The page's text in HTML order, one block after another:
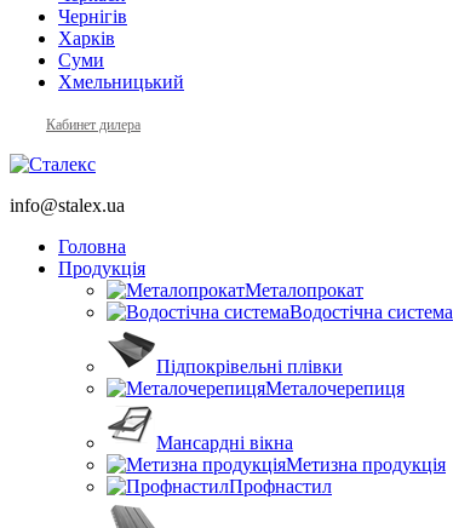
Чернігів
Харків
Суми
Хмельницький
Кабинет дилера
info@stalex.ua
Головна
Продукція
Металопрокат
Водостічна система
Підпокрівельні плівки
Металочерепиця
Мансардні вікна
Метизна продукція
Профнастил